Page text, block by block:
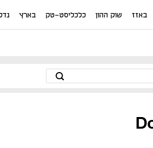
באזז שוק ההון כלכליסט-טק בארץ